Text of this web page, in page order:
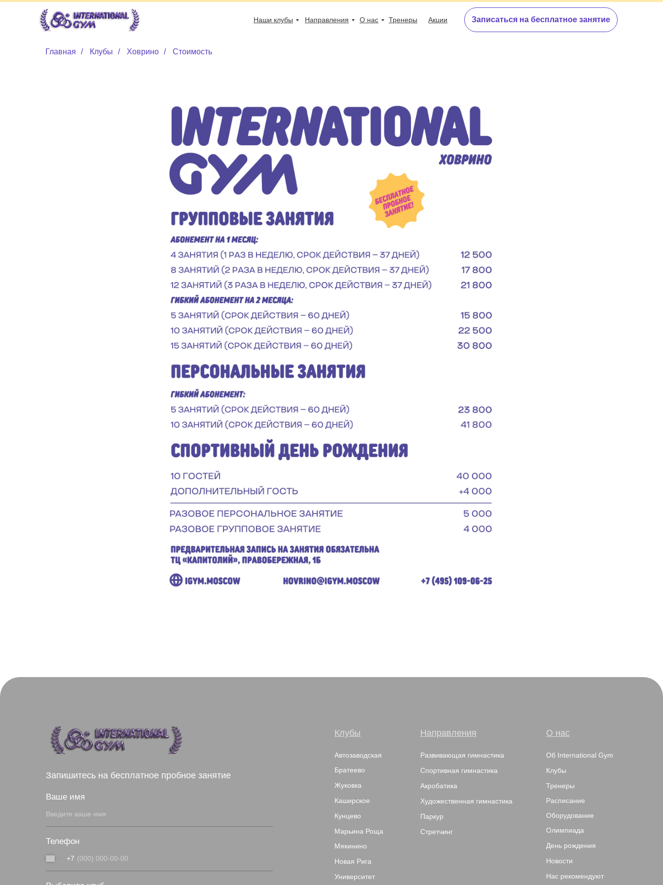
Направления
Наши клубы Тренеры
О нас Акции Записаться на бесплатное занятие
Главная / Клубы / Ховрино / Стоимость
Запишитесь на бесплатное пробное занятие
Ваше имя
Телефон
+7
Направления
Развивающая гимнастика
Спортивная гимнастика
Акробатика
Художественная гимнастика
Паркур
Стретчинг
Клубы
Автозаводская
Братеево
Жуковка
Каширское
Кунцево
Марьина Роща
Мякинино
Новая Рига
Университет
О нас
Об International Gym
Клубы
Тренеры
День рождения
Новости
Нас рекомендуют
Расписание
Оборудование
Олимпиада